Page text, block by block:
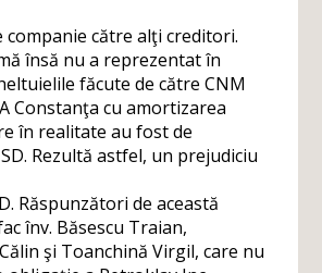
companie către alţi creditori.
însă nu a reprezentat în
făcute de către CNM
Constanţa cu amortizarea
în realitate au fost de
Rezultă astfel, un prejudiciu
Răspunzători de această
înv. Băsescu Traian,
şi Toanchină Virgil, care nu